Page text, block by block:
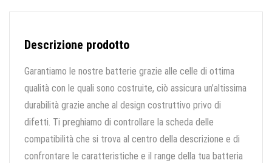
Descrizione prodotto
Garantiamo le nostre batterie grazie alle celle di ottima
qualità con le quali sono costruite, ciò assicura un’altissima
durabilità grazie anche al design costruttivo privo di
difetti. Ti preghiamo di controllare la scheda delle
compatibilità che si trova al centro della descrizione e di
confrontare le caratteristiche e il range della tua batteria